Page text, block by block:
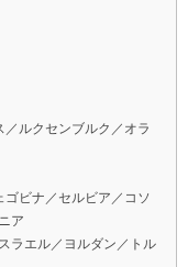
ルクセンブルク／オラ
ビナ／セルビア／コソ
ア
ラエル／ヨルダン／トル